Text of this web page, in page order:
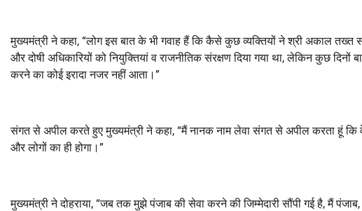
मुख्यमंत्री ने कहा, “लोग इस बात के भी गवाह हैं कि कैसे कुछ व्यक्तियों ने श्री अकाल तख्त
और दोषी अधिकारियों को नियुक्तियां व राजनीतिक संरक्षण दिया गया था, लेकिन कुछ
करने का कोई इरादा नजर नहीं आता।”
संगत से अपील करते हुए मुख्यमंत्री ने कहा, “मैं नानक नाम लेवा संगत से अपील करता हूं
और लोगों का ही होगा।”
मुख्यमंत्री ने दोहराया, “जब तक मुझे पंजाब की सेवा करने की जिम्मेदारी सौंपी गई है, मैं